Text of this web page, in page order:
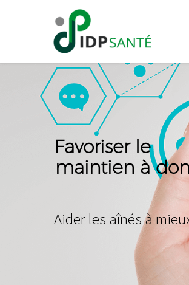
Favoriser le
maintien à
Aiderles aînésà mieu